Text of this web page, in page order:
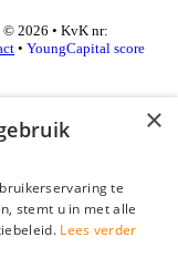
© 2026 • KvK nr:
• YoungCapital score
×
te
stemt u in met alle
Lees verder